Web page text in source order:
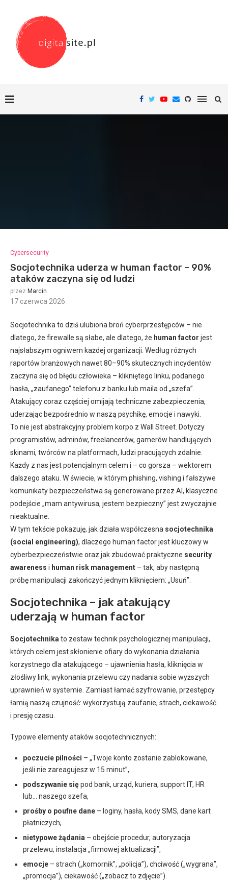
Cybersecurity
Socjotechnika uderza w human factor – 90%
ataków zaczyna się od ludzi
przez Marcin
17 czerwca 2026
Socjotechnika to dziś ulubiona broń cyberprzestępców – nie
dlatego, że firewalle są słabe, ale dlatego, że human factor jest
najsłabszym ogniwem każdej organizacji. Według różnych
raportów branżowych nawet 80–90% skutecznych incydentów
zaczyna się od błędu człowieka – klikniętego linku, podanego
hasła, „zaufanego” telefonu z banku lub maila od „szefa”.
Atakujący coraz częściej omijają techniczne zabezpieczenia,
uderzając bezpośrednio w naszą psychikę, emocje i nawyki.
To nie jest abstrakcyjny problem korpo z Wall Street. Dotyczy
programistów, adminów, freelancerów, gamerów handlujących
skinami, twórców na platformach, ludzi pracujących zdalnie.
Każdy z nas jest potencjalnym celem i – co gorsza – wektorem
dalszego ataku. W świecie, w którym phishing, vishing i fałszywe
komunikaty bezpieczeństwa są generowane przez AI, klasyczne
podejście „mam antywirusa, jestem bezpieczny” jest zwyczajnie
nieaktualne.
W tym tekście pokazuję, jak działa współczesna socjotechnika
(social engineering), dlaczego human factor jest kluczowy w
cyberbezpieczeństwie oraz jak zbudować praktyczne security
awareness i human risk management – tak, aby następną
próbę manipulacji zakończyć jednym kliknięciem: „Usuń”.
Socjotechnika – jak atakujący
uderzają w human factor
Socjotechnika to zestaw technik psychologicznej manipulacji,
których celem jest skłonienie ofiary do wykonania działania
korzystnego dla atakującego – ujawnienia hasła, kliknięcia w
złośliwy link, wykonania przelewu czy nadania sobie wyższych
uprawnień w systemie. Zamiast łamać szyfrowanie, przestępcy
łamią naszą czujność: wykorzystują zaufanie, strach, ciekawość
i presję czasu.
Typowe elementy ataków socjotechnicznych:
poczucie pilności – „Twoje konto zostanie zablokowane,
jeśli nie zareagujesz w 15 minut”,
podszywanie siępod bank, urząd, kuriera, support IT, HR
lub… naszego szefa,
prośby o poufne dane – loginy, hasła, kody SMS, dane kart
płatniczych,
nietypowe żądania – obejście procedur, autoryzacja
przelewu, instalacja „firmowej aktualizacji”,
emocje – strach („komornik”, „policja”), chciwość („wygrana”,
„promocja”), ciekawość („zobacz to zdjęcie”).